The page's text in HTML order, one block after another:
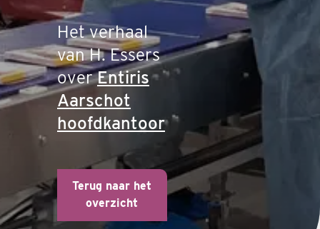
Het verhaal
van H. Essers
overEntiris
Aarschot
hoofdkantoor
Terug naar het
overzicht